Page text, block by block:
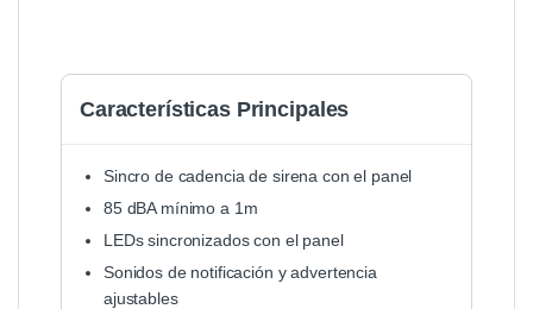
Características Principales
Sincro de cadencia de sirena con el panel
85 dBA mínimo a 1m
LEDs sincronizados con el panel
Sonidos de notificación y advertencia
ajustables